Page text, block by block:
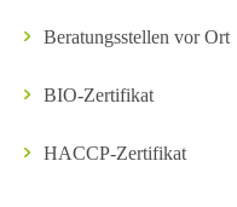
Beratungsstellen vor Ort
BIO-Zertifikat
HACCP-Zertifikat